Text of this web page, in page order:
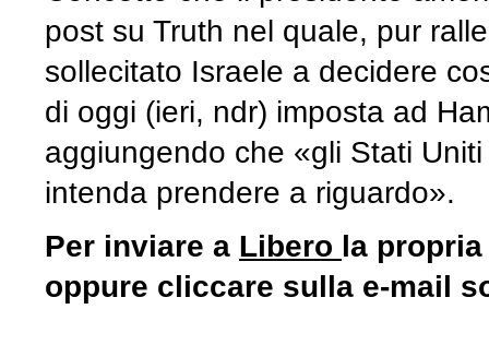
post su Truth nel quale, pur
sollecitato Israele a decidere
di oggi (ieri, ndr) imposta ad
aggiungendo che «gli Stati
intenda prendere a riguardo».
Per inviare a Libero la
oppure cliccare sulla e-mail